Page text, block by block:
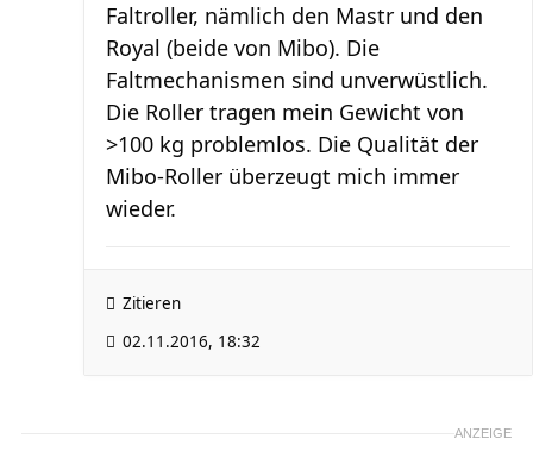
Faltroller, nämlich den Mastr und den
Royal (beide von Mibo). Die
Faltmechanismen sind unverwüstlich.
Die Roller tragen mein Gewicht von
>100 kg problemlos. Die Qualität der
Mibo-Roller überzeugt mich immer
wieder.
Zitieren
02.11.2016, 18:32
ANZEIGE